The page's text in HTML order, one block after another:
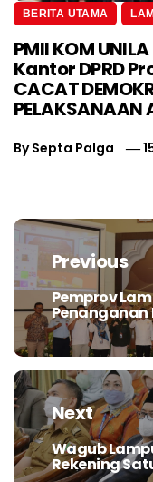
BERITA UTAMA
PMII KOM
Kantor DPRD
CACAT
PELAKSANAAN
BySepta Palga
Navigasi
posPrevious
Previous
post:
Pemprov
Penanganan
Next
Next
post:
Wagub
Rekening